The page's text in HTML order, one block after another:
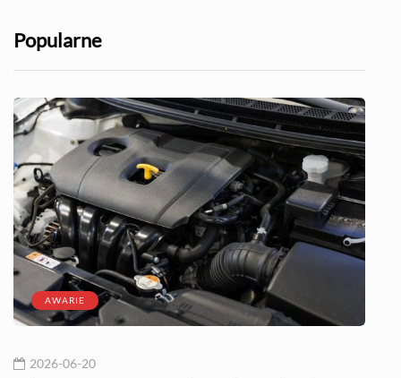
Popularne
AWARIE
2026-06-20